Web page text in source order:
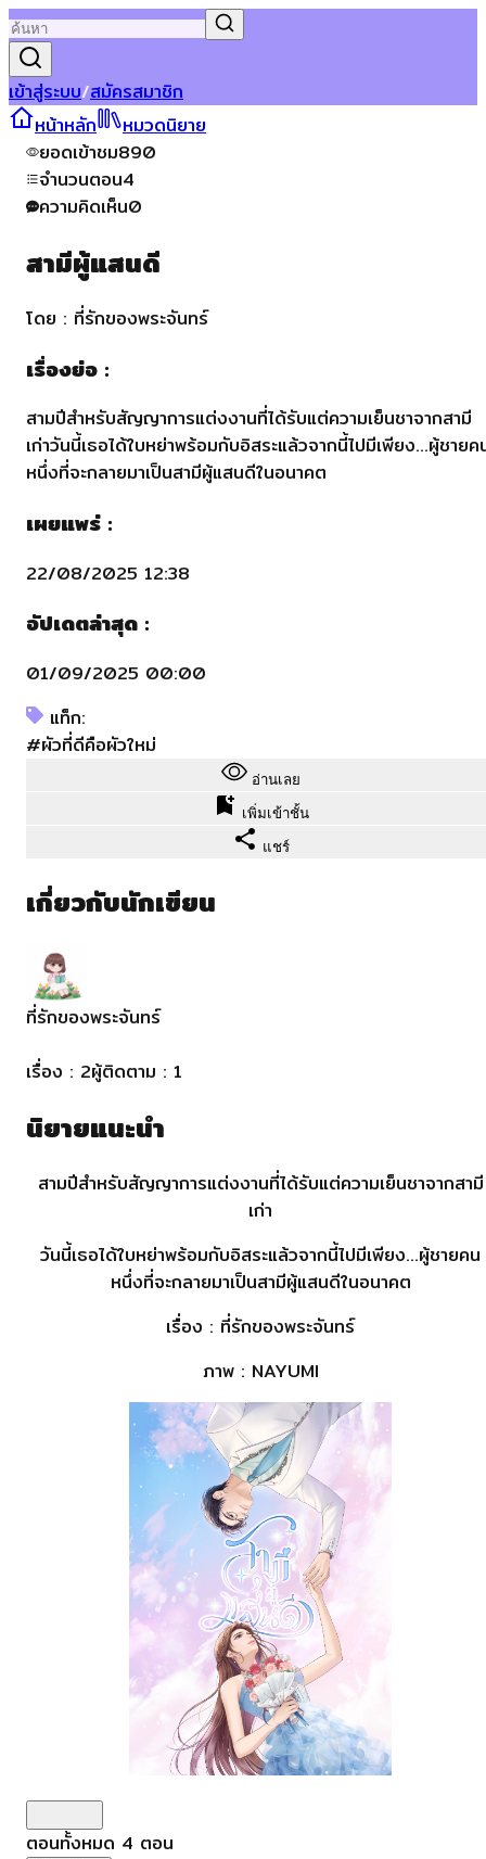
เข้าสู่ระบบ/สมัครสมาชิก
หน้าหลัก
หมวดนิยาย
ยอดเข้าชม890
จำนวนตอน4
ความคิดเห็น0
สามีผู้แสนดี
โดย : ที่รักของพระจันทร์
เรื่องย่อ :
สามปีสำหรับสัญญาการแต่งงานที่ได้รับแต่ความเย็นชาจากสามี
เก่าวันนี้เธอได้ใบหย่าพร้อมกับอิสระแล้วจากนี้ไปมีเพียง...ผู้ชายค
หนึ่งที่จะกลายมาเป็นสามีผู้แสนดีในอนาคต
เผยแพร่ :
22/08/2025 12:38
อัปเดตล่าสุด :
01/09/2025 00:00
แท็ก:
#ผัวที่ดีคือผัวใหม่
อ่านเลย
เพิ่มเข้าชั้น
แชร์
เกี่ยวกับนักเขียน
ที่รักของพระจันทร์
เรื่อง : 2ผู้ติดตาม : 1
นิยายแนะนำ
สามปีสำหรับสัญญาการแต่งงานที่ได้รับแต่ความเย็นชาจากสามี
เก่า
วันนี้เธอได้ใบหย่าพร้อมกับอิสระแล้วจากนี้ไปมีเพียง...ผู้ชายคน
หนึ่งที่จะกลายมาเป็นสามีผู้แสนดีในอนาคต
เรื่อง : ที่รักของพระจันทร์
ภาพ : NAYUMI
ตอนทั้งหมด 4 ตอน